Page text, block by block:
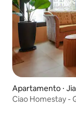
Apartamento ⋅
Ciao Homestay -